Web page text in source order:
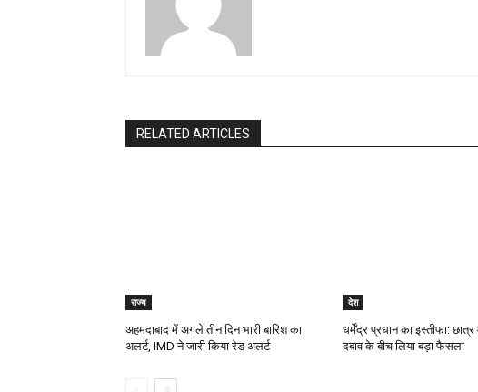
RELATED ARTICLES
राज्य
अहमदाबाद में अगले तीन दिन भारी बारिश का
अलर्ट, IMD ने जारी किया रेड अलर्ट
देश
धर्मेंद्र प्रधान का इस्तीफा:
दबाव के बीच लिया बड़ा फैसला